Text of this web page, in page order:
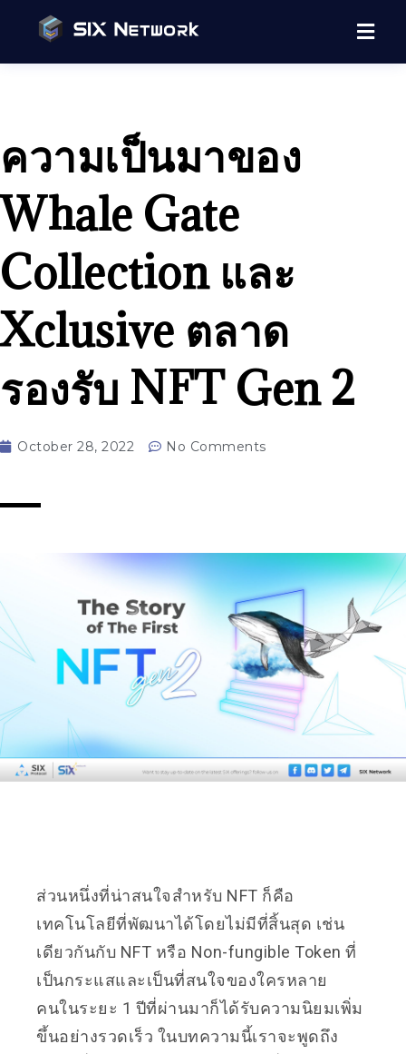
ความเป็นมาของ
Whale Gate
Collection และ
Xclusive ตลาด
รองรับ NFT Gen 2
October 28, 2022 No Comments
ส่วนหนึ่งที่น่าสนใจสำหรับ NFT ก็คือ
เทคโนโลยีที่พัฒนาได้โดยไม่มีที่สิ้นสุด เช่น
เดียวกันกับ NFT หรือ Non-fungible Token ที่
เป็นกระแสและเป็นที่สนใจของใครหลาย
คนในระยะ 1 ปีที่ผ่านมาก็ได้รับความนิยมเพิ่ม
ขึ้นอย่างรวดเร็ว ในบทความนี้เราจะพูดถึง